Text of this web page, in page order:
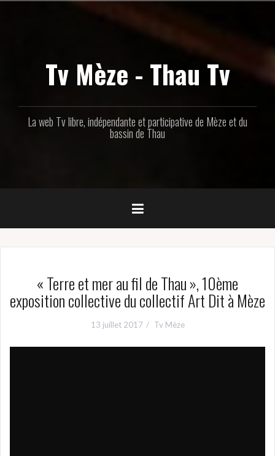
Tv Mèze - Thau Tv
La web Tv libre, indépendante et participative de Mèze et du
bassin de Thau
« Terre et mer au fil de Thau », 10ème
exposition collective du collectif Art Dit à Mèze
13 juillet 2017 Tv Mèze